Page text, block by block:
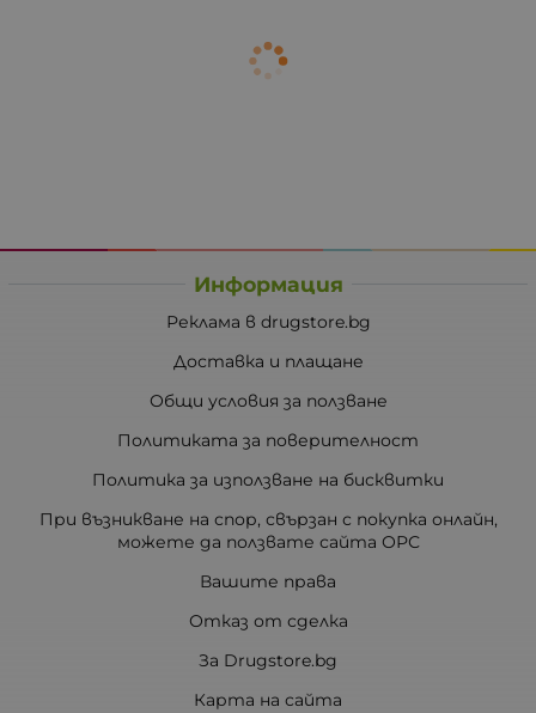
Информация
Реклама в drugstore.bg
Доставка и плащане
Общи условия за ползване
Политиката за поверителност
Политика за използване на бисквитки
При възникване на спор, свързан с покупка онлайн,
можете да ползвате сайта ОРС
Вашите права
Отказ от сделка
За Drugstore.bg
Карта на сайта